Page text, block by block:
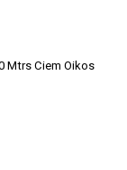
Mtrs Ciem Oikos